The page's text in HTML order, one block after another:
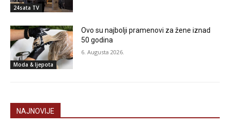
24sata TV
Moda & ljepota
Ovo su najbolji pramenovi za žene iznad
50 godina
6. Augusta 2026.
NAJNOVIJE